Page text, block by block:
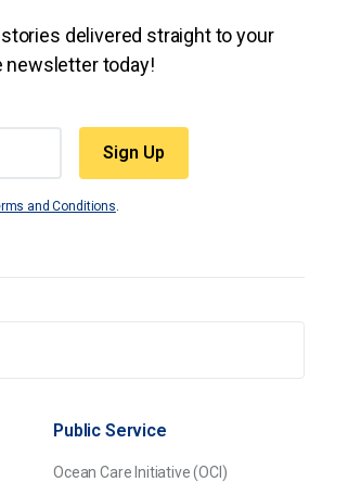
delivered straight to your
newsletter today!
and Conditions.
Public Service
Ocean Care Initiative (OCI)